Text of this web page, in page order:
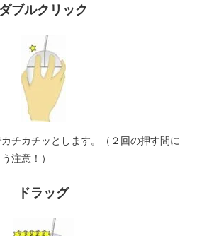
ダブルクリック
チカチッとします。（２回の押す間に
注意！）
ドラッグ